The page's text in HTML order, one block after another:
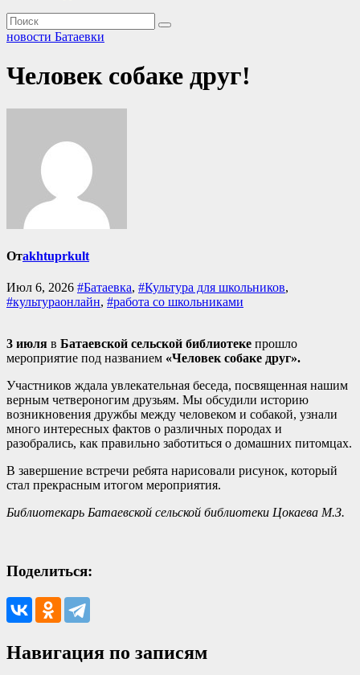
новости Батаевки
Человек собаке друг!
Отakhtuprkult
Июл 6, 2026 #Батаевка, #Культура для школьников,
#культураонлайн, #работа со школьниками
3 июля в Батаевской сельской библиотеке прошло
мероприятие под названием «Человек собаке друг».
Участников ждала увлекательная беседа, посвященная нашим
верным четвероногим друзьям. Мы обсудили историю
возникновения дружбы между человеком и собакой, узнали
много интересных фактов о различных породах и
разобрались, как правильно заботиться о домашних питомцах.
В завершение встречи ребята нарисовали рисунок, который
стал прекрасным итогом мероприятия.
Библиотекарь Батаевской сельской библиотеки Цокаева М.З.
Поделиться:
Навигация по записям